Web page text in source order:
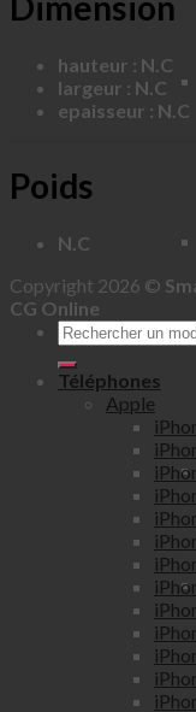
hauteur : N.C
largeur : N.C
epaisseur : N.C
Poids
N.C
Copyright 2026 ©
CG Online
Téléphones
Apple